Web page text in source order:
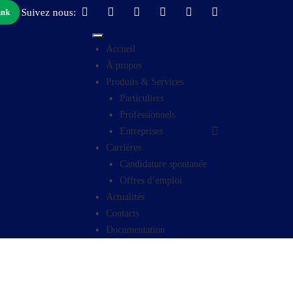
Suivez nous:
Accueil
À propos
Produits & Services
Particuliers
Professionnels
Entreprises
Carrières
Candidature spontanée
Offres d’emploi
Actualités
Contacts
Documentation